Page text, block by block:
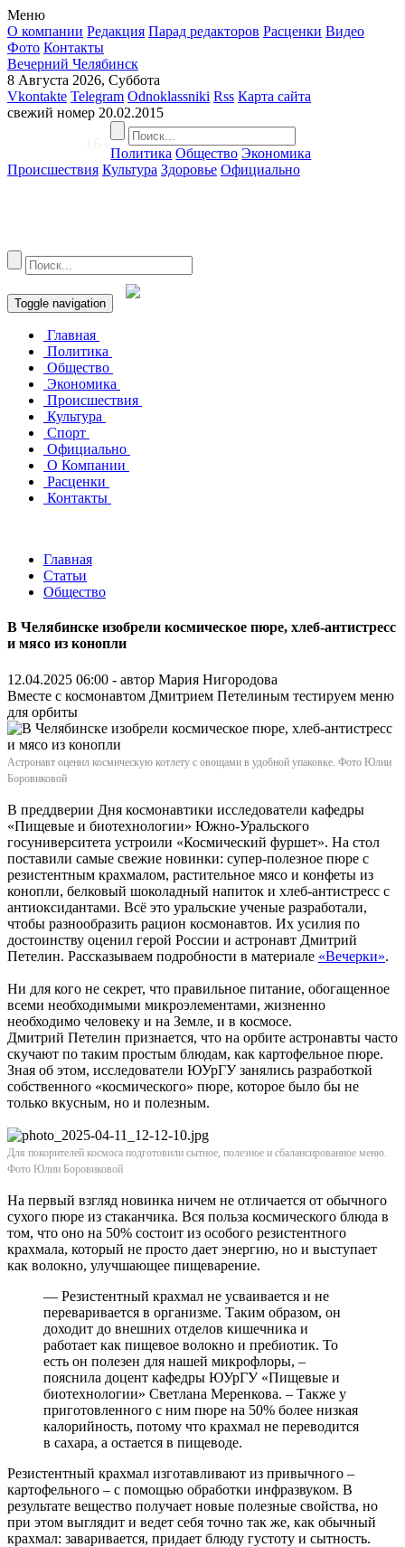
Меню
О компании Редакция Парад редакторов Расценки Видео
Фото Контакты
Вечерний Челябинск
8 Августа 2026, Суббота
Vkontakte Telegram Odnoklassniki Rss Карта сайта
свежий номер 20.02.2015
16+
Политика Общество Экономика
Происшествия Культура Здоровье Официально
Toggle navigation
Главная
Политика
Общество
Экономика
Происшествия
Культура
Спорт
Официально
О Компании
Расценки
Контакты
Главная
Статьи
Общество
В Челябинске изобрели космическое пюре, хлеб-антистресс
и мясо из конопли
12.04.2025 06:00 - автор Мария Нигородова
Вместе с космонавтом Дмитрием Петелиным тестируем меню
для орбиты
Астронавт оценил космическую котлету с овощами в удобной упаковке. Фото Юлии
Боровиковой
В преддверии Дня космонавтики исследователи кафедры
«Пищевые и биотехнологии» Южно-Уральского
госуниверситета устроили «Космический фуршет». На стол
поставили самые свежие новинки: супер-полезное пюре с
резистентным крахмалом, растительное мясо и конфеты из
конопли, белковый шоколадный напиток и хлеб-антистресс с
антиоксидантами. Всё это уральские ученые разработали,
чтобы разнообразить рацион космонавтов. Их усилия по
достоинству оценил герой России и астронавт Дмитрий
Петелин. Рассказываем подробности в материале «Вечерки».
Ни для кого не секрет, что правильное питание, обогащенное
всеми необходимыми микроэлементами, жизненно
необходимо человеку и на Земле, и в космосе.
Дмитрий Петелин признается, что на орбите астронавты часто
скучают по таким простым блюдам, как картофельное пюре.
Зная об этом, исследователи ЮУрГУ занялись разработкой
собственного «космического» пюре, которое было бы не
только вкусным, но и полезным.
Для покорителей космоса подготовили сытное, полезное и сбалансированное меню.
Фото Юлии Боровиковой
На первый взгляд новинка ничем не отличается от обычного
сухого пюре из стаканчика. Вся польза космического блюда в
том, что оно на 50% состоит из особого резистентного
крахмала, который не просто дает энергию, но и выступает
как волокно, улучшающее пищеварение.
— Резистентный крахмал не усваивается и не
переваривается в организме. Таким образом, он
доходит до внешних отделов кишечника и
работает как пищевое волокно и пребиотик. То
есть он полезен для нашей микрофлоры, –
пояснила доцент кафедры ЮУрГУ «Пищевые и
биотехнологии» Светлана Меренкова. – Также у
приготовленного с ним пюре на 50% более низкая
калорийность, потому что крахмал не переводится
в сахара, а остается в пищеводе.
Резистентный крахмал изготавливают из привычного –
картофельного – с помощью обработки инфразвуком. В
результате вещество получает новые полезные свойства, но
при этом выглядит и ведет себя точно так же, как обычный
крахмал: заваривается, придает блюду густоту и сытность.